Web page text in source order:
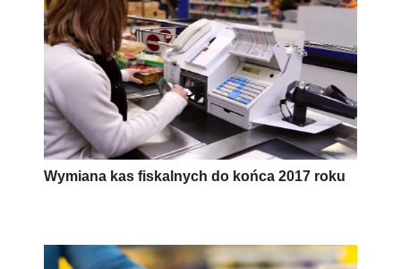
Wymiana kas fiskalnych do końca 2017 roku